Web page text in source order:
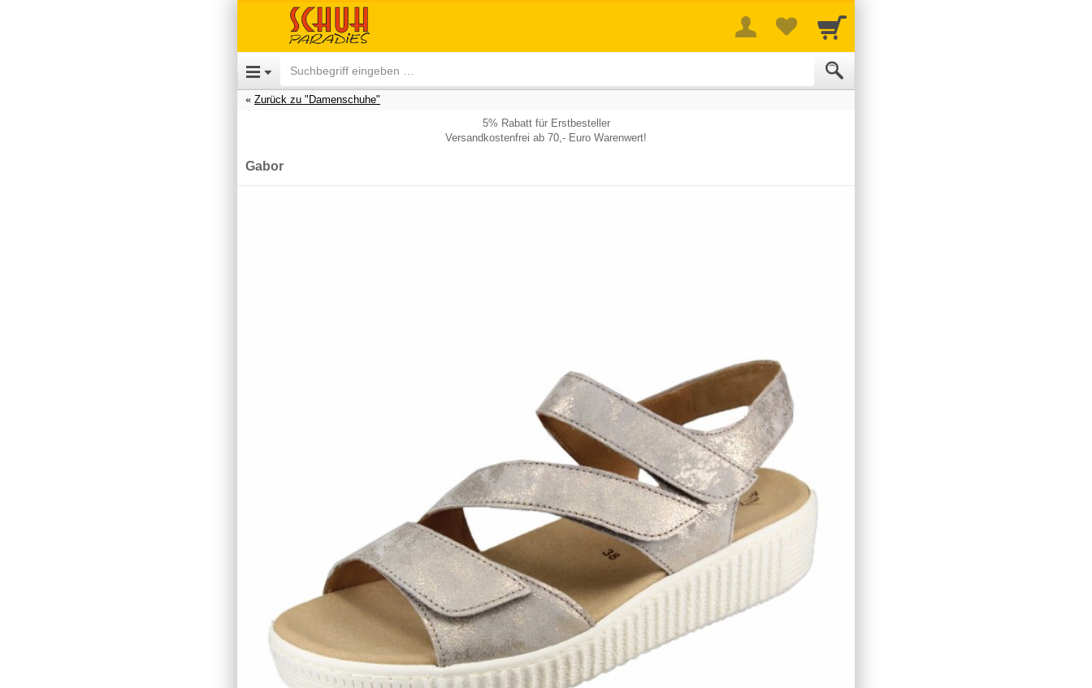
Zurück zu "Damenschuhe"
5% Rabatt für Erstbesteller
Versandkostenfrei ab 70,- Euro Warenwert!
Gabor